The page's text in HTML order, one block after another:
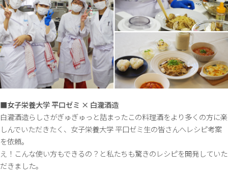
■女子栄養大学 平口ゼミ × 白瀧酒造
白瀧酒造らしさがぎゅぎゅっと詰まったこの料理酒をより多くの方に楽
しんでいただきたく、女子栄養大学 平口ゼミ生の皆さんへレシピ考案
を依頼。
え！こんな使い方もできるの？と私たちも驚きのレシピを開発していた
だきました。